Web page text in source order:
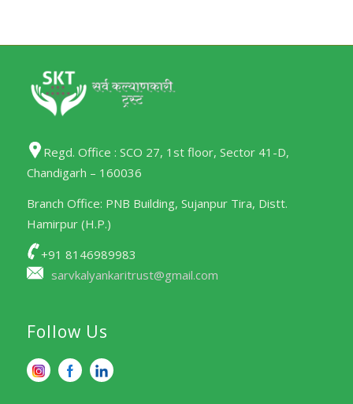
Regd. Office : SCO 27, 1st floor, Sector 41-D,
Chandigarh – 160036
Branch Office: PNB Building, Sujanpur Tira, Distt.
Hamirpur (H.P.)
+91 8146989983
sarvkalyankaritrust@gmail.com
Follow Us